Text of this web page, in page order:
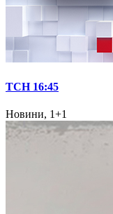
ТСН 16:45
Новини, 1+1